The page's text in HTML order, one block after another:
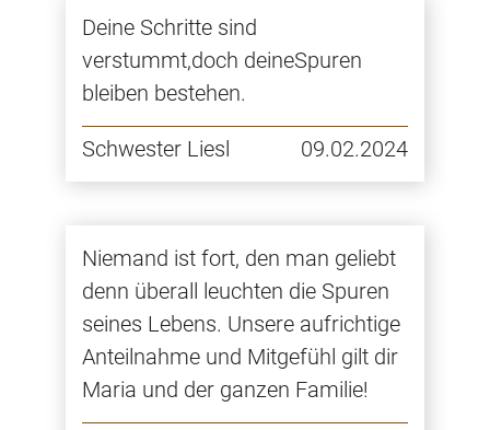
Deine Schritte sind
verstummt,doch deineSpuren
bleiben bestehen.
Schwester Liesl 09.02.2024
Niemand ist fort, den man geliebt
denn überall leuchten die Spuren
seines Lebens. Unsere aufrichtige
Anteilnahme und Mitgefühl gilt dir
Maria und der ganzen Familie!